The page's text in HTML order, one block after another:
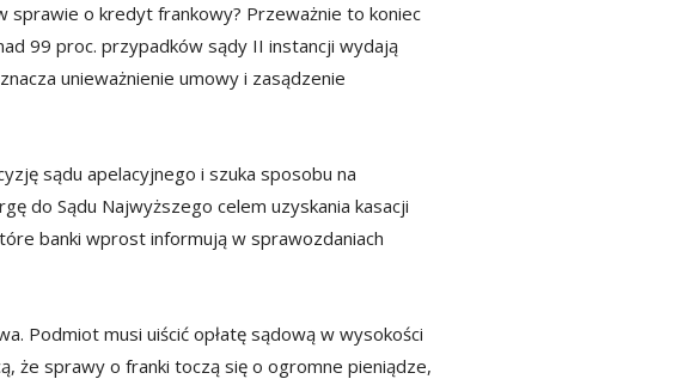
sprawie o kredyt frankowy? Przeważnie to koniec
99 proc. przypadków sądy II instancji wydają
unieważnienie umowy i zasądzenie
sądu apelacyjnego i szuka sposobu na
do Sądu Najwyższego celem uzyskania kasacji
banki wprost informują w sprawozdaniach
Podmiot musi uiścić opłatę sądową w wysokości
że sprawy o franki toczą się o ogromne pieniądze,